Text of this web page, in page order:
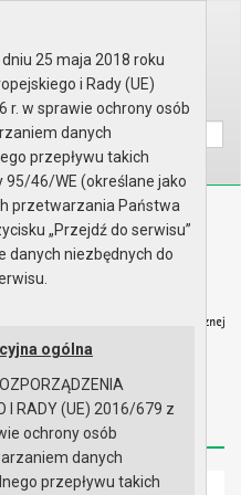
Wyszukaj na stronie:
AA
Publicznej
Gminy w Gryfinie
Aktualności
Dostępność
25 maja 2018 roku
i Rady (UE)
r. w sprawie ochrony osób
danych
przepływu takich
46/WE (określane jako
przetwarzania Państwa
„Przejdź do serwisu”
danych niezbędnych do
ogólna
I RADY (UE) 2016/679 z
ochrony osób
danych
przepływu takich